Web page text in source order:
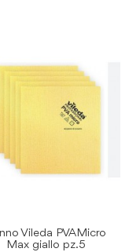
Vileda PVAMicro
Max giallo pz.5